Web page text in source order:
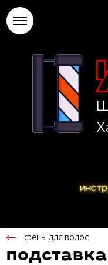
фены для волос